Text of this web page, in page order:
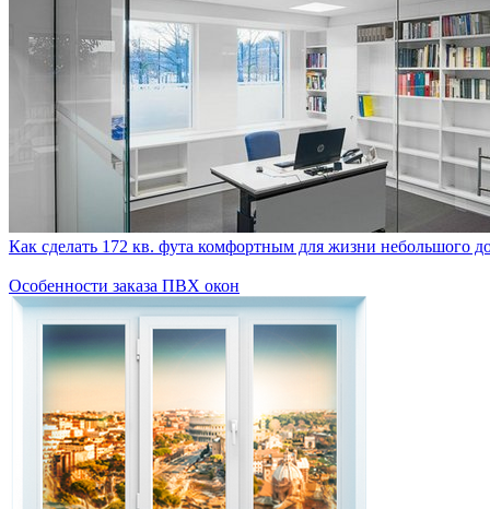
Как сделать 172 кв. фута комфортным для жизни небольшого
Особенности заказа ПВХ окон